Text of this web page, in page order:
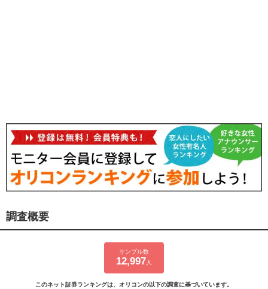
調査概要
サンプル数
12,997 人
このネット証券ランキングは、オリコンの以下の調査に基づいています。